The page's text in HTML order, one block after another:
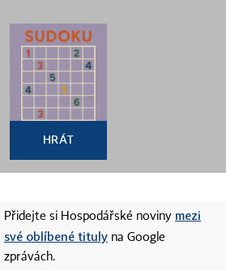
HRÁT
Přidejte si Hospodářské noviny mezi
své oblíbené tituly na Google
zprávách.